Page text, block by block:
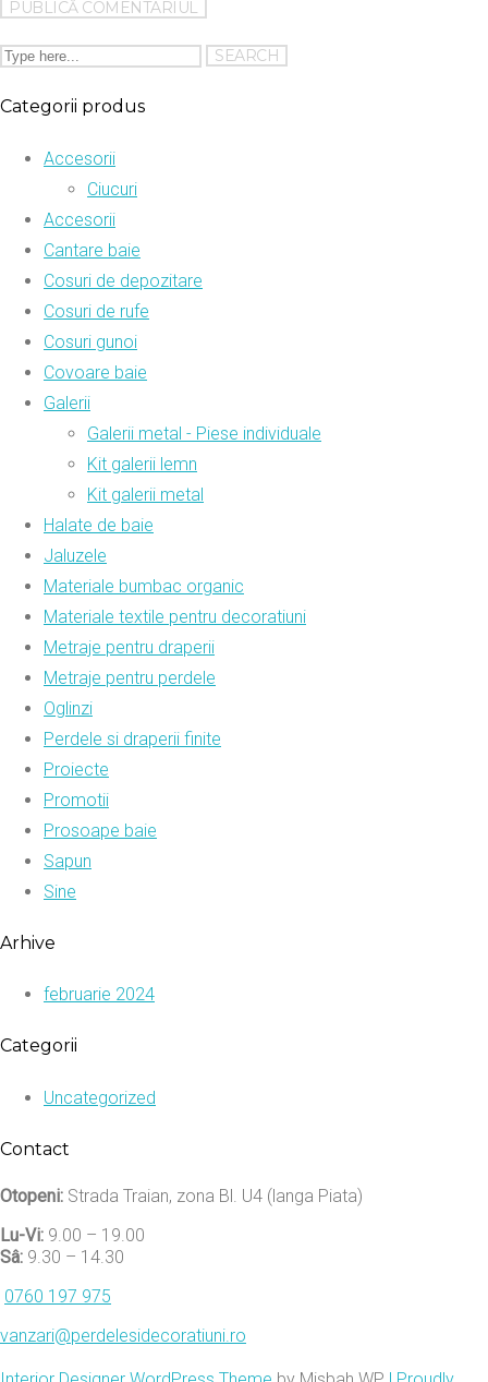
Categorii produs
Accesorii
Ciucuri
Accesorii
Cantare baie
Cosuri de depozitare
Cosuri de rufe
Cosuri gunoi
Covoare baie
Galerii
Galerii metal - Piese individuale
Kit galerii lemn
Kit galerii metal
Halate de baie
Jaluzele
Materiale bumbac organic
Materiale textile pentru decoratiuni
Metraje pentru draperii
Metraje pentru perdele
Oglinzi
Perdele si draperii finite
Proiecte
Promotii
Prosoape baie
Sapun
Sine
Arhive
februarie 2024
Categorii
Uncategorized
Contact
Otopeni: Strada Traian, zona Bl. U4 (langa Piata)
Lu-Vi: 9.00 – 19.00
Sâ: 9.30 – 14.30
0760 197 975
vanzari@perdelesidecoratiuni.ro